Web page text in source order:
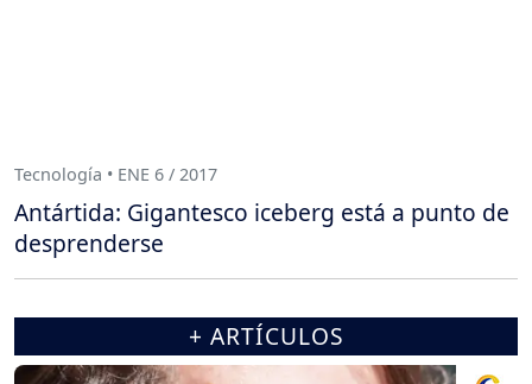
Tecnología • ENE 6 / 2017
Antártida: Gigantesco iceberg está a punto de
desprenderse
+ ARTÍCULOS